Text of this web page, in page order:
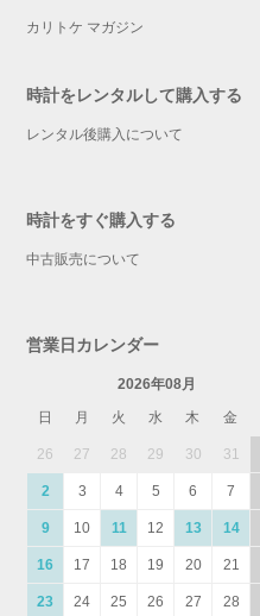
カリトケ マガジン
時計をレンタルして購入する
レンタル後購入について
時計をすぐ購入する
中古販売について
営業日カレンダー
2026年08月
日
月 火 水 木 金
26 27 28 29 30 31
2 3 4 5 6 7
9 10 11 12 13 14
16 17 18 19 20 21
23 24 25 26 27 28